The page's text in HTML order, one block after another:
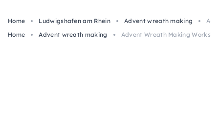
Home Ludwigshafen am Rhein Advent wreath making
Home
Advent wreath making Advent Wreath Making